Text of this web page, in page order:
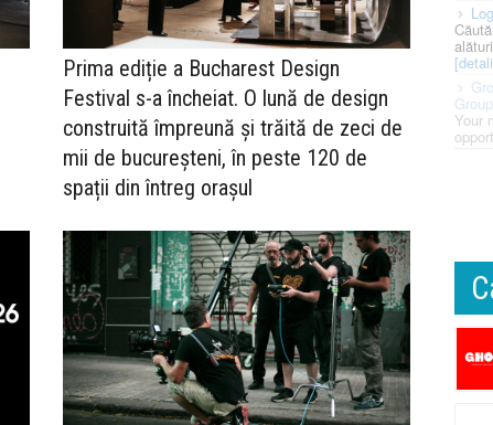
Prima ediție a Bucharest Design
Festival s-a încheiat. O lună de design
construită împreună și trăită de zeci de
mii de bucureșteni, în peste 120 de
spații din întreg orașul
Group
Your